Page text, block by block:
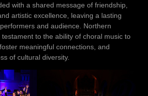
with a shared message of friendship,
artistic excellence, leaving a lasting
and audience. Northern
to the ability of choral music to
meaningful connections, and
of cultural diversity.